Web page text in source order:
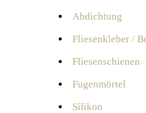
Abdichtung
Fliesenkleber /
Fliesenschienen
Fugenmörtel
Silikon